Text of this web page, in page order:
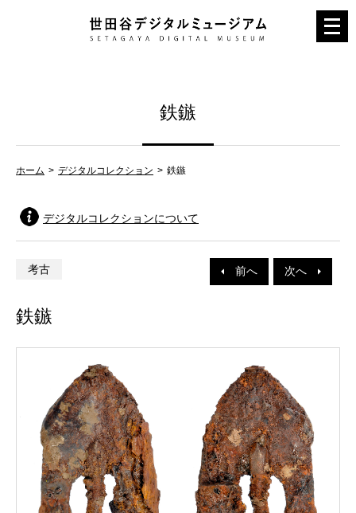
メ
ニ
鉄鏃
ホーム デジタルコレクション 鉄鏃
デジタルコレクションについて
前へ 次へ
考古
鉄鏃